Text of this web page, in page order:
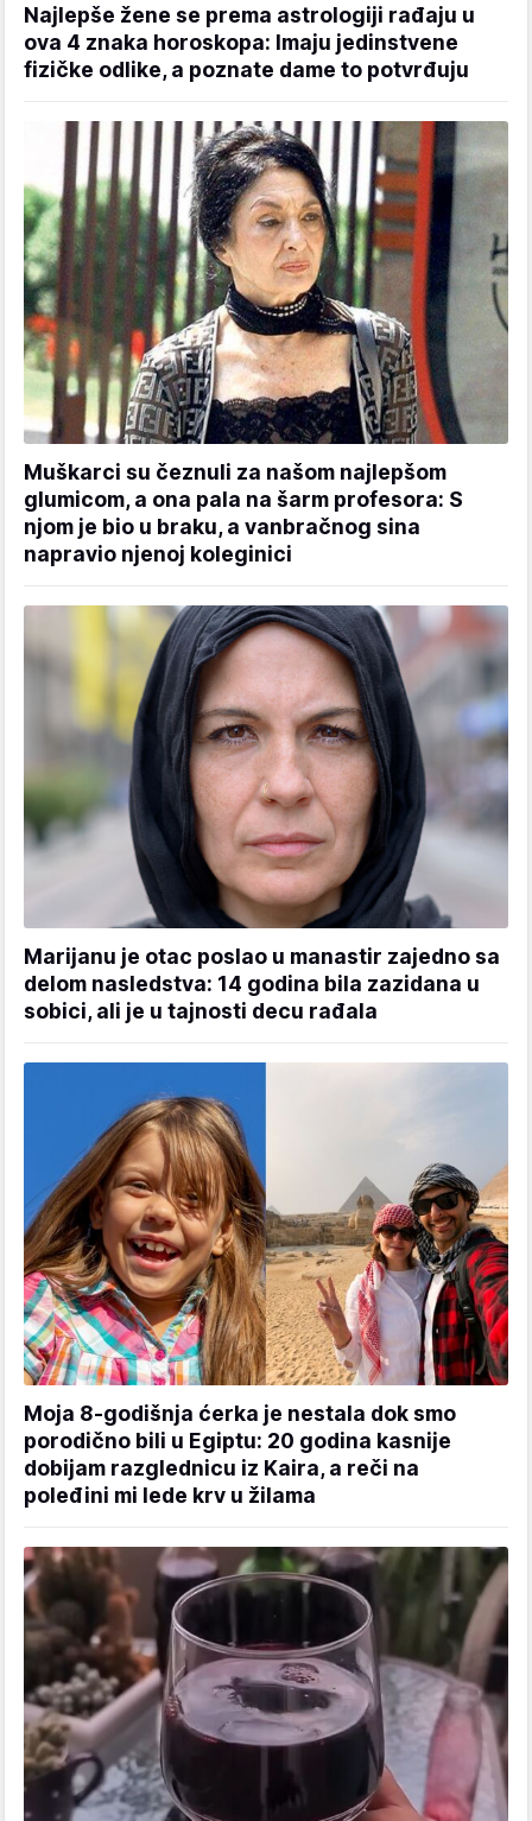
Najlepše žene se prema astrologiji rađaju u
ova 4 znaka horoskopa: Imaju jedinstvene
fizičke odlike, a poznate dame to potvrđuju
Muškarci su čeznuli za našom najlepšom
glumicom, a ona pala na šarm profesora: S
njom je bio u braku, a vanbračnog sina
napravio njenoj koleginici
Marijanu je otac poslao u manastir zajedno sa
delom nasledstva: 14 godina bila zazidana u
sobici, ali je u tajnosti decu rađala
Moja 8-godišnja ćerka je nestala dok smo
porodično bili u Egiptu: 20 godina kasnije
dobijam razglednicu iz Kaira, a reči na
poleđini mi lede krv u žilama